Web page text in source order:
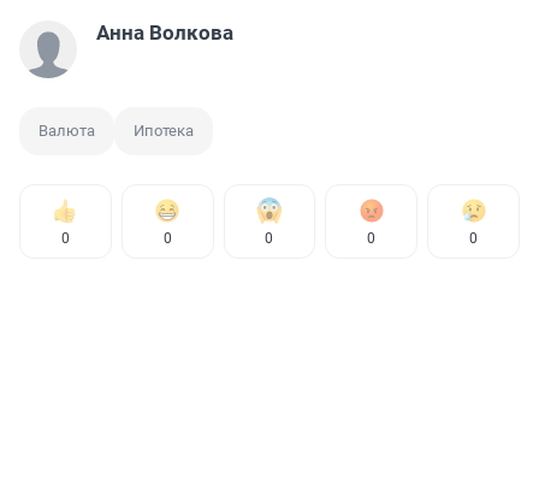
Анна Волкова
Валюта Ипотека
0 0 0 0 0